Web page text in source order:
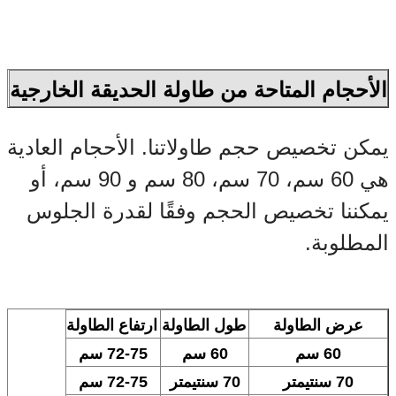
الأحجام المتاحة من طاولة الحديقة الخارجية
يمكن تخصيص حجم طاولاتنا. الأحجام العادية
هي 60 سم، 70 سم، 80 سم و 90 سم، أو
يمكننا تخصيص الحجم وفقًا لقدرة الجلوس
المطلوبة.
عرض الطاولة طول الطاولة ارتفاع الطاولة
60 سم
60 سم
72-75 سم
70 سنتيمتر
70 سنتيمتر
72-75 سم